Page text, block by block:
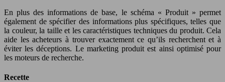
En plus des informations de base, le schéma « Produit » permet
également de spécifier des informations plus spécifiques, telles que
la couleur, la taille et les caractéristiques techniques du produit. Cela
aide les acheteurs à trouver exactement ce qu’ils recherchent et à
éviter les déceptions. Le marketing produit est ainsi optimisé pour
les moteurs de recherche.
Recette